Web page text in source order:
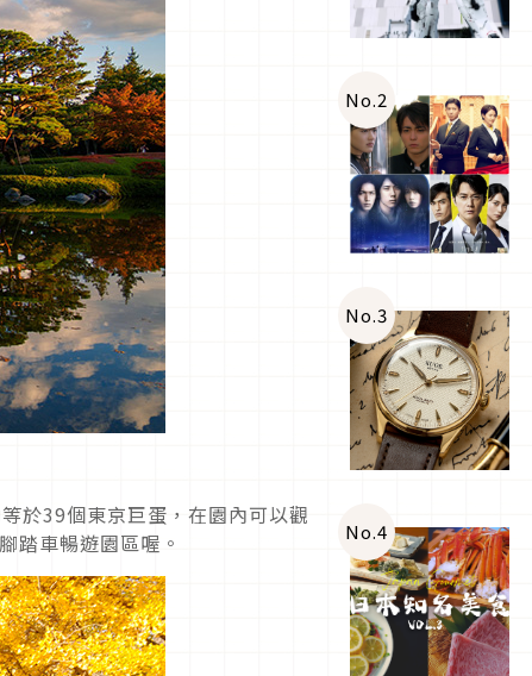
於39個東京巨蛋，在園內可以觀
踏車暢遊園區喔。
No.2
No.3
No.4